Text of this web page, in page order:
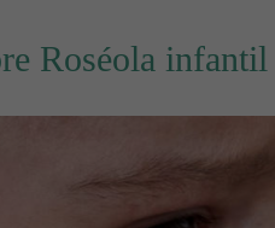
Roséola infantil